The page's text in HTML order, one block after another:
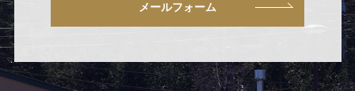
メールフォーム